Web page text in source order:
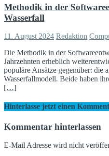
Methodik in der
Wasserfall
11. August 2024 Redaktion
Die Methodik in der
Jahrzehnten erheblich
populäre Ansätze gegenüber: die
Wasserfallmodell. Beide haben
[…]
Hinterlasse jetzt einen
Kommentar hinterlassen
E-Mail Adresse wird nicht